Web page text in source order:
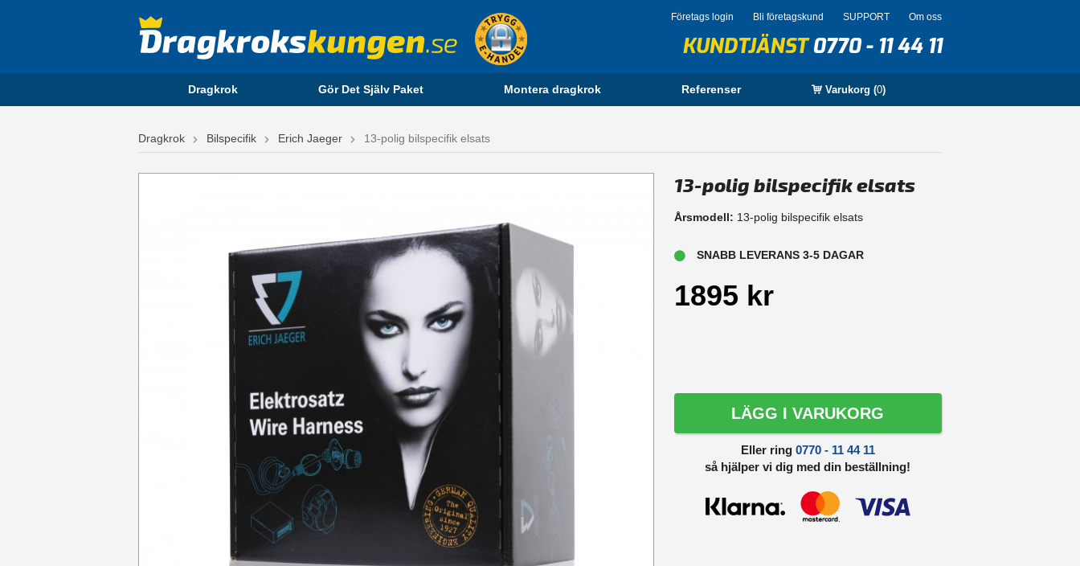
Företags login Bli företagskund SUPPORT Om oss
KUNDTJÄNST0770 - 11 44 11
Dragkrok Gör Det Själv Paket Montera dragkrok Referenser Varukorg (0)
Dragkrok Bilspecifik Erich Jaeger 13-polig bilspecifik elsats
13-polig bilspecifik elsats
Årsmodell: 13-polig bilspecifik elsats
SNABB LEVERANS 3-5 DAGAR
1895 kr
LÄGG I VARUKORG
Eller ring 0770 - 11 44 11
så hjälper vi dig med din beställning!